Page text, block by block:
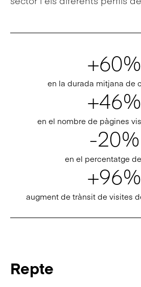
+60%
en la durada mitjana de
+46%
en el nombre de pàgines
-20%
en el percentatge
+96%
augment de trànsit de visites
Repte